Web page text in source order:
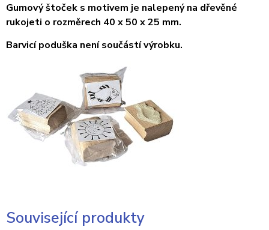
Gumový štoček s motivem je nalepený na dřevěné
rukojeti o rozměrech 40 x 50 x 25 mm.
Barvicí poduška není součástí výrobku.
Související produkty